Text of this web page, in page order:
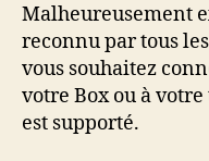
Malheureusement
reconnu par tous
vous souhaitez
votre Box ou à
est supporté.